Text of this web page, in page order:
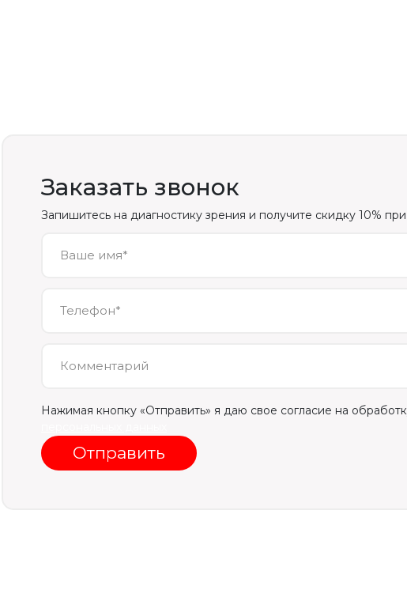
Заказать звонок
Запишитесь на диагностику зрения и получите скидку 10% при
Ваше имя*
Телефон*
Комментарий
Нажимая кнопку «Отправить» я даю свое согласие на
Отправить